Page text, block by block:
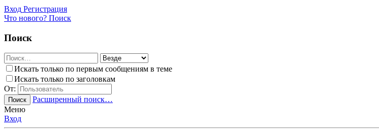
Вход Регистрация
Что нового? Поиск
Поиск
Искать только по первым сообщениям в теме
Искать только по заголовкам
От:
Поиск
Расширенный поиск…
Меню
Вход